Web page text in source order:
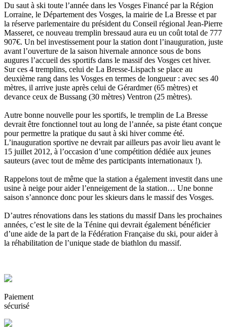
Du saut à ski toute l’année dans les Vosges Financé par la Région
Lorraine, le Département des Vosges, la mairie de La Bresse et par
la réserve parlementaire du président du Conseil régional Jean-Pierre
Masseret, ce nouveau tremplin bressaud aura eu un coût total de 777
907€. Un bel investissement pour la station dont l’inauguration, juste
avant l’ouverture de la saison hivernale annonce sous de bons
augures l’accueil des sportifs dans le massif des Vosges cet hiver.
Sur ces 4 tremplins, celui de La Bresse-Lispach se place au
deuxième rang dans les Vosges en termes de longueur : avec ses 40
mètres, il arrive juste après celui de Gérardmer (65 mètres) et
devance ceux de Bussang (30 mètres) Ventron (25 mètres).
Autre bonne nouvelle pour les sportifs, le tremplin de La Bresse
devrait être fonctionnel tout au long de l’année, sa piste étant conçue
pour permettre la pratique du saut à ski hiver comme été.
L’inauguration sportive ne devrait par ailleurs pas avoir lieu avant le
15 juillet 2012, à l’occasion d’une compétition dédiée aux jeunes
sauteurs (avec tout de même des participants internationaux !).
Rappelons tout de même que la station a également investit dans une
usine à neige pour aider l’enneigement de la station… Une bonne
saison s’annonce donc pour les skieurs dans le massif des Vosges.
D’autres rénovations dans les stations du massif Dans les prochaines
années, c’est le site de la Ténine qui devrait également bénéficier
d’une aide de la part de la Fédération Française du ski, pour aider à
la réhabilitation de l’unique stade de biathlon du massif.
Paiement
sécurisé